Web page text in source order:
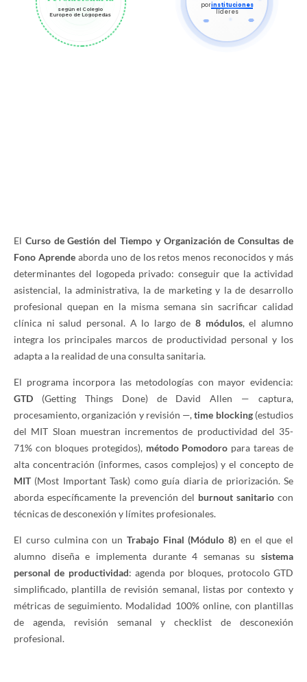
según el Colegio
Europeo de Logopedas
porinstituciones
líderes
El Curso de Gestión del Tiempo y Organización de Consultas de
Fono Aprendeaborda uno de los retos menos reconocidos y más
determinantes del logopeda privado: conseguir que la actividad
asistencial, la administrativa, la de marketing y la de desarrollo
profesional quepan en la misma semana sin sacrificar calidad
clínica ni salud personal. A lo largo de8 módulos, el alumno
integra los principales marcos de productividad personal y los
adapta a la realidad de una consulta sanitaria.
El programa incorpora las metodologías con mayor evidencia:
GTD (Getting Things Done) de David Allen — captura,
procesamiento, organización y revisión —,time blocking(estudios
del MIT Sloan muestran incrementos de productividad del 35-
71% con bloques protegidos), método Pomodoro para tareas de
alta concentración (informes, casos complejos) y el concepto de
MIT(Most Important Task) como guía diaria de priorización. Se
aborda específicamente la prevención del burnout sanitario con
técnicas de desconexión y límites profesionales.
El curso culmina con un Trabajo Final (Módulo 8) en el que el
alumno diseña e implementa durante 4 semanas su sistema
personal de productividad: agenda por bloques, protocolo GTD
simplificado, plantilla de revisión semanal, listas por contexto y
métricas de seguimiento. Modalidad 100% online, con plantillas
de agenda, revisión semanal y checklist de desconexión
profesional.